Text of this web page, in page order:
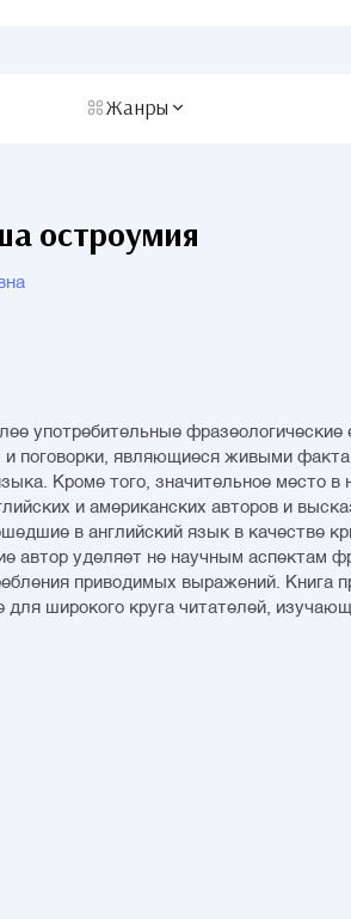
Жанры
остроумия
употребительные фразеологические
и поговорки, являющиеся живыми
Кроме того, значительное место в
и американских авторов и
в английский язык в качестве
автор уделяет не научным аспектам
приводимых выражений. Книга
для широкого круга читателей,